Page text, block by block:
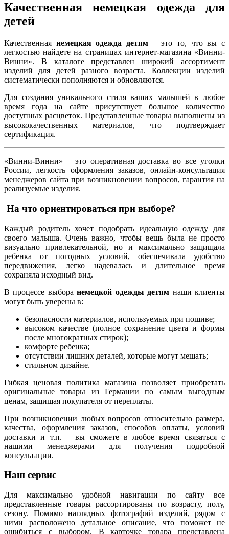
Качественная немецкая одежда для
детей
Качественная немецкая одежда детям – это то, что вы с
легкостью найдете на страницах интернет-магазина «Винни-
Винни». В каталоге представлен широкий ассортимент
изделий для детей разного возраста. Коллекции изделий
систематически пополняются и обновляются.
Для создания уникального стиля ваших малышей в любое
время года на сайте присутствует большое количество
доступных расцветок. Представленные товары выполнены из
высококачественных материалов, что подтверждает
сертификация.
«Винни-Винни» – это оперативная доставка во все уголки
России, легкость оформления заказов, онлайн-консультация
менеджеров сайта при возникновении вопросов, гарантия на
реализуемые изделия.
На что ориентироваться при выборе?
Каждый родитель хочет подобрать идеальную одежду для
своего малыша. Очень важно, чтобы вещь была не просто
визуально привлекательной, но и максимально защищала
ребенка от погодных условий, обеспечивала удобство
передвижения, легко надевалась и длительное время
сохраняла исходный вид.
В процессе выборанемецкой одежды детям наши клиенты
могут быть уверены в:
безопасности материалов, используемых при пошиве;
высоком качестве (полное сохранение цвета и формы
после многократных стирок);
комфорте ребенка;
отсутствии лишних деталей, которые могут мешать;
стильном дизайне.
Гибкая ценовая политика магазина позволяет приобретать
оригинальные товары из Германии по самым выгодным
ценам, защищая покупателя от переплаты.
При возникновении любых вопросов относительно размера,
качества, оформления заказов, способов оплаты, условий
доставки и т.п. – вы сможете в любое время связаться с
нашими менеджерами для получения подробной
консультации.
Наш сервис
Для максимально удобной навигации по сайту все
представленные товары рассортированы по возрасту, полу,
сезону. Помимо наглядных фотографий изделий, рядом с
ними расположено детальное описание, что поможет не
ошибиться с выбором. В карточке товара представлена